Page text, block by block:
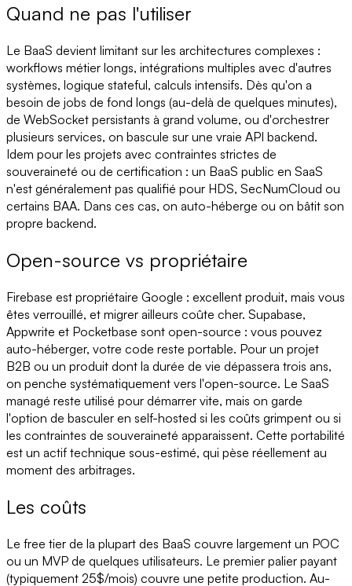
Quand ne pas l'utiliser
Le BaaS devient limitant sur les architectures complexes :
workflows métier longs, intégrations multiples avec d'autres
systèmes, logique stateful, calculs intensifs. Dès qu'on a
besoin de jobs de fond longs (au-delà de quelques minutes),
de WebSocket persistants à grand volume, ou d'orchestrer
plusieurs services, on bascule sur une vraie API backend.
Idem pour les projets avec contraintes strictes de
souveraineté ou de certification : un BaaS public en SaaS
n'est généralement pas qualifié pour HDS, SecNumCloud ou
certains BAA. Dans ces cas, on auto-héberge ou on bâtit son
propre backend.
Open-source vs propriétaire
Firebase est propriétaire Google : excellent produit, mais vous
êtes verrouillé, et migrer ailleurs coûte cher. Supabase,
Appwrite et Pocketbase sont open-source : vous pouvez
auto-héberger, votre code reste portable. Pour un projet
B2B ou un produit dont la durée de vie dépassera trois ans,
on penche systématiquement vers l'open-source. Le SaaS
managé reste utilisé pour démarrer vite, mais on garde
l'option de basculer en self-hosted si les coûts grimpent ou si
les contraintes de souveraineté apparaissent. Cette portabilité
est un actif technique sous-estimé, qui pèse réellement au
moment des arbitrages.
Les coûts
Le free tier de la plupart des BaaS couvre largement un POC
ou un MVP de quelques utilisateurs. Le premier palier payant
(typiquement 25$/mois) couvre une petite production. Au-